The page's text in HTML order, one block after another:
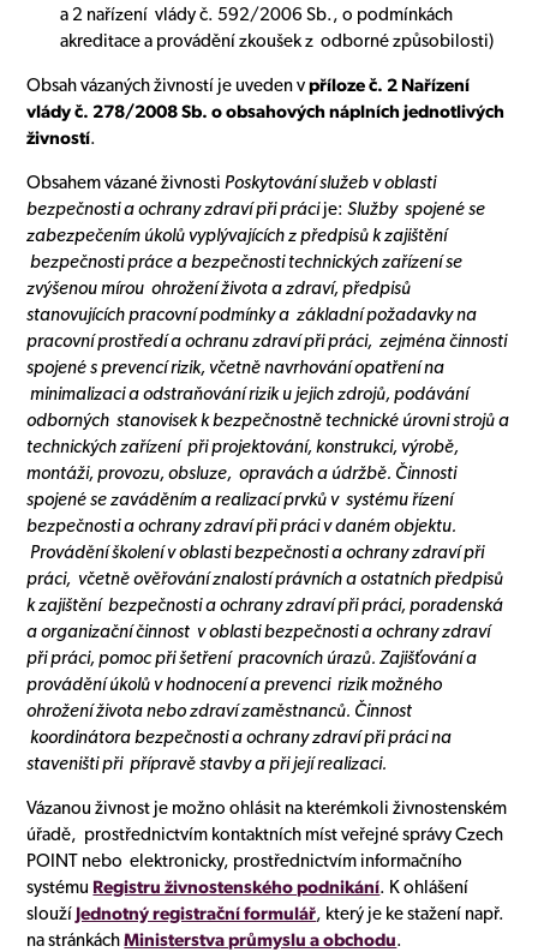
a 2 nařízení vlády č. 592/2006 Sb., o podmínkách
akreditace a provádění zkoušek z odborné způsobilosti)
Obsah vázaných živností je uveden vpříloze č. 2 Nařízení
vlády č. 278/2008 Sb. o obsahových náplních jednotlivých
živností.
Obsahem vázané živnostiPoskytování služeb v oblasti
bezpečnosti a ochrany zdraví při prácije:Služby spojené se
zabezpečením úkolů vyplývajících z předpisů k zajištění
bezpečnosti práce a bezpečnosti technických zařízení se
zvýšenou mírou ohrožení života a zdraví, předpisů
stanovujících pracovní podmínky a základní požadavky na
pracovní prostředí a ochranu zdraví při práci, zejména činnosti
spojené s prevencí rizik, včetně navrhování opatření na
minimalizaci a odstraňování rizik u jejich zdrojů, podávání
odborných stanovisek k bezpečnostně technické úrovni strojů a
technických zařízení při projektování, konstrukci, výrobě,
montáži, provozu, obsluze, opravách a údržbě. Činnosti
spojené se zaváděním a realizací prvků v systému řízení
bezpečnosti a ochrany zdraví při práci v daném objektu.
Provádění školení v oblasti bezpečnosti a ochrany zdraví při
práci, včetně ověřování znalostí právních a ostatních předpisů
k zajištění bezpečnosti a ochrany zdraví při práci, poradenská
a organizační činnost v oblasti bezpečnosti a ochrany zdraví
při práci, pomoc při šetření pracovních úrazů. Zajišťování a
provádění úkolů v hodnocení a prevenci rizik možného
ohrožení života nebo zdraví zaměstnanců. Činnost
koordinátora bezpečnosti a ochrany zdraví při práci na
staveništi při přípravě stavby a při její realizaci.
Vázanou živnost je možno ohlásit na kterémkoli živnostenském
úřadě, prostřednictvím kontaktních míst veřejné správy Czech
POINT nebo elektronicky, prostřednictvím informačního
systému Registru živnostenského podnikání. K ohlášení
slouží Jednotný registrační formulář, který je ke stažení např.
na stránkáchMinisterstva průmyslu a obchodu.